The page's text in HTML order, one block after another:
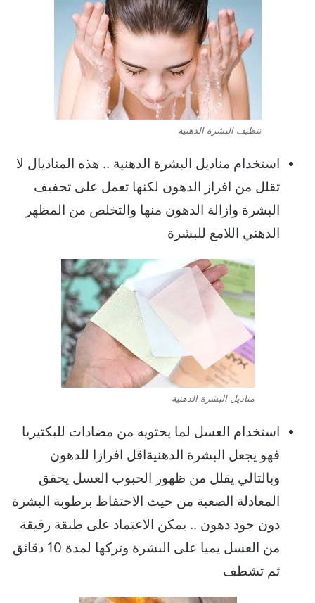
تنظيف البشرة الدهنية
استخدام مناديل البشرة الدهنية .. هذه المناديال لا
تقلل من افراز الدهون لكنها تعمل على تجفيف
البشرة وازالة الدهون منها والتخلص من المظهر
الدهني اللامع للبشرة
مناديل البشرة الدهنية
استخدام العسل لما يحتويه من مضادات للبكتيريا
فهو يجعل البشرة الدهنيةاقل افرازا للدهون
وبالتالي يقلل من ظهور الحبوب العسل يحقق
المعادلة الصعبة من حيث الاحتفاظ برطوبة البشرة
دون جود دهون .. يمكن الاعتماد على طبقة رقيقة
من العسل يميا على البشرة وتركها لمدة 10 دقائق
ثم تشطف